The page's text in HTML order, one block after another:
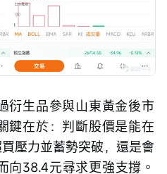
衍生品參與山東黃金後市
鍵在於：判斷股價是能在
壓力並蓄勢突破，還是會
向38.4元尋求更強支撐。